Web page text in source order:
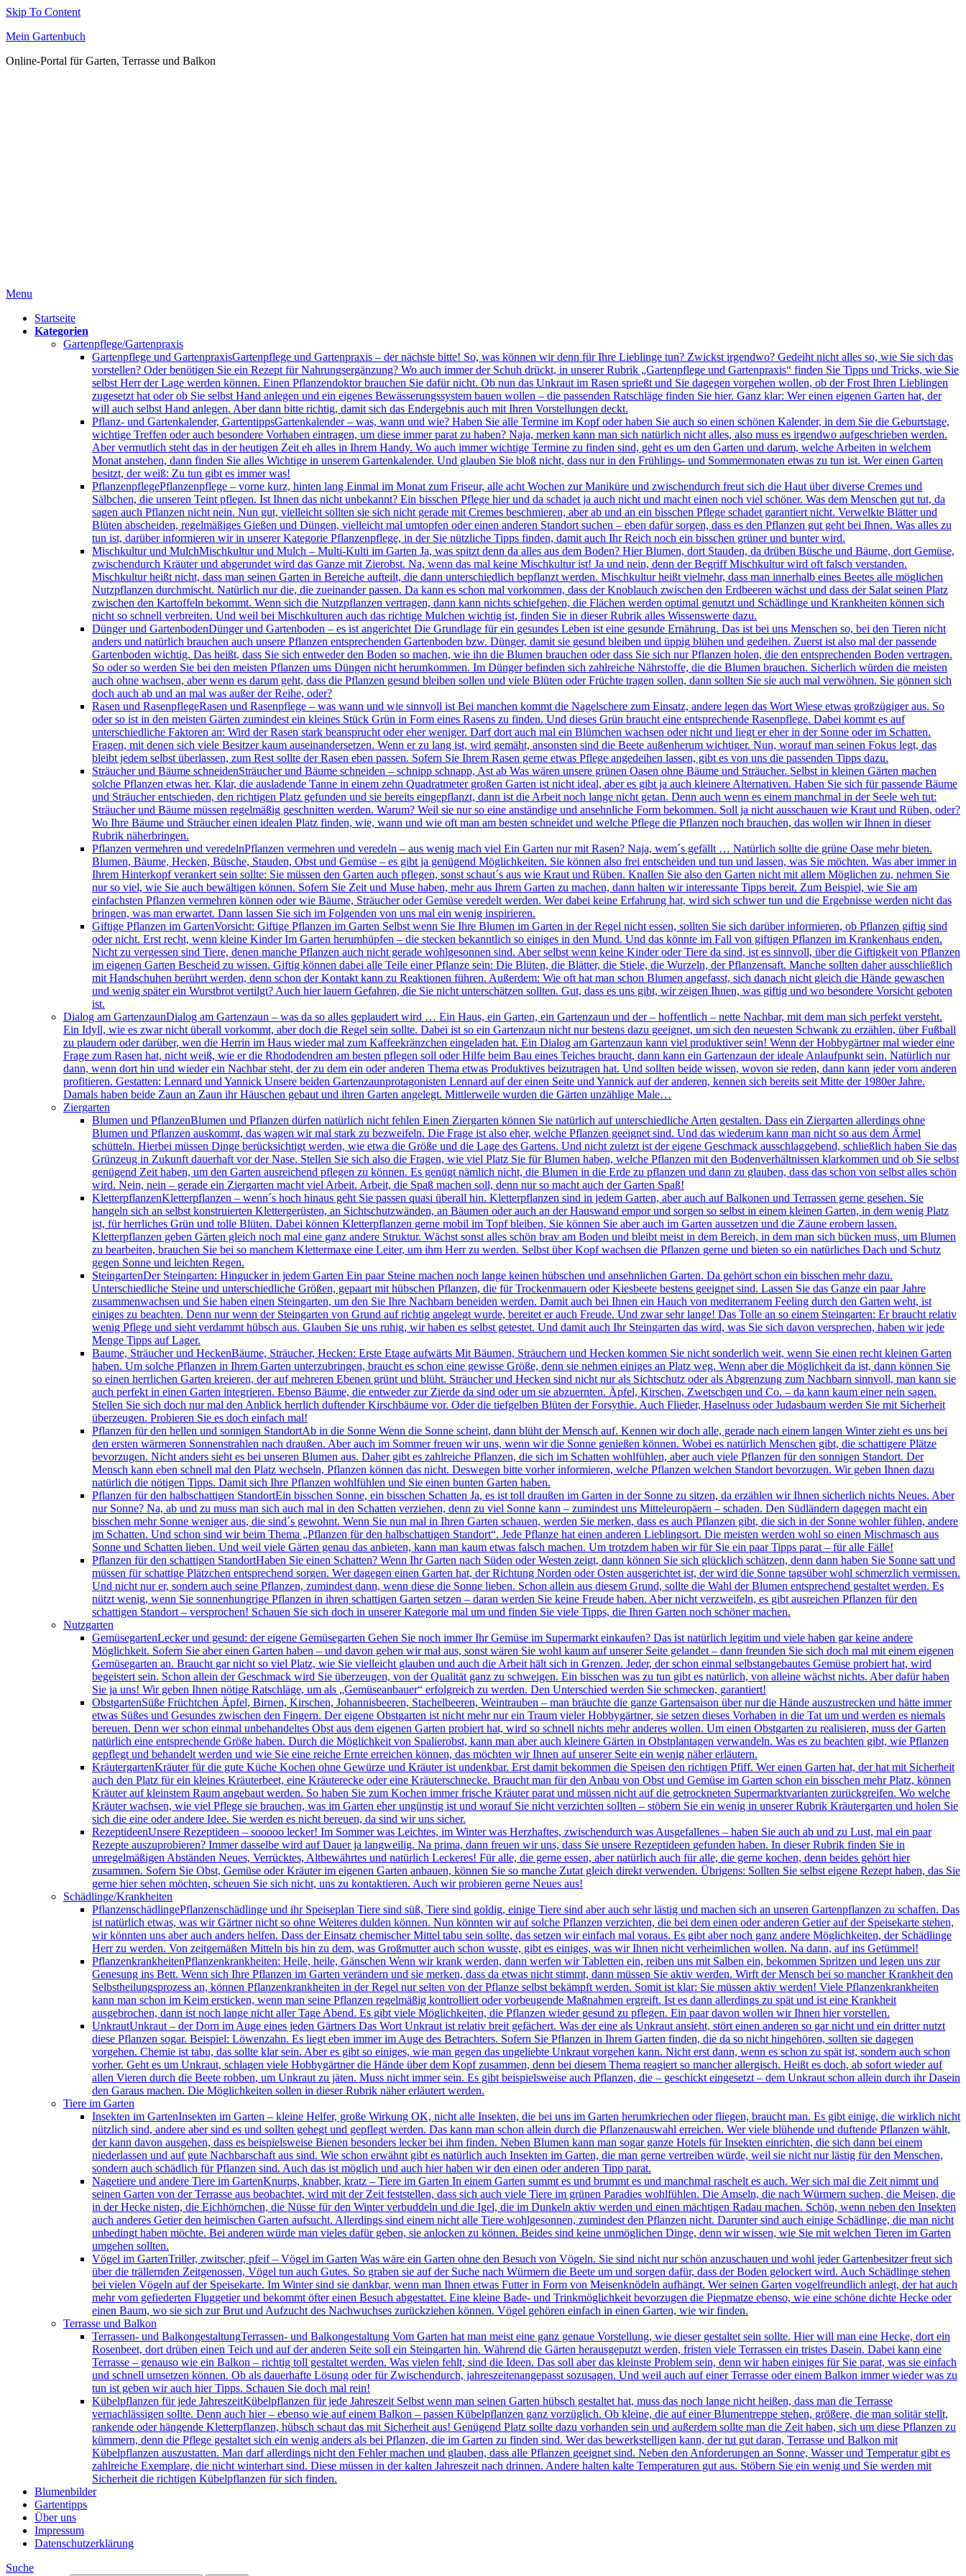
Skip To Content
Mein Gartenbuch
Online-Portal für Garten, Terrasse und Balkon
Menu
Startseite
Kategorien
Gartenpflege/Gartenpraxis
Gartenpflege und GartenpraxisGartenpflege und Gartenpraxis – der nächste bitte! So, was können wir denn für Ihre Lieblinge tun? Zwickst irgendwo? Gedeiht nicht alles so, wie Sie sich das
vorstellen? Oder benötigen Sie ein Rezept für Nahrungsergänzung? Wo auch immer der Schuh drückt, in unserer Rubrik „Gartenpflege und Gartenpraxis“ finden Sie Tipps und Tricks, wie Sie
selbst Herr der Lage werden können. Einen Pflanzendoktor brauchen Sie dafür nicht. Ob nun das Unkraut im Rasen sprießt und Sie dagegen vorgehen wollen, ob der Frost Ihren Lieblingen
zugesetzt hat oder ob Sie selbst Hand anlegen und ein eigenes Bewässerungssystem bauen wollen – die passenden Ratschläge finden Sie hier. Ganz klar: Wer einen eigenen Garten hat, der
will auch selbst Hand anlegen. Aber dann bitte richtig, damit sich das Endergebnis auch mit Ihren Vorstellungen deckt.
Pflanz- und Gartenkalender, GartentippsGartenkalender – was, wann und wie? Haben Sie alle Termine im Kopf oder haben Sie auch so einen schönen Kalender, in dem Sie die Geburtstage,
wichtige Treffen oder auch besondere Vorhaben eintragen, um diese immer parat zu haben? Naja, merken kann man sich natürlich nicht alles, also muss es irgendwo aufgeschrieben werden.
Aber vermutlich steht das in der heutigen Zeit eh alles in Ihrem Handy. Wo auch immer wichtige Termine zu finden sind, geht es um den Garten und darum, welche Arbeiten in welchem
Monat anstehen, dann finden Sie alles Wichtige in unserem Gartenkalender. Und glauben Sie bloß nicht, dass nur in den Frühlings- und Sommermonaten etwas zu tun ist. Wer einen Garten
besitzt, der weiß: Zu tun gibt es immer was!
PflanzenpflegePflanzenpflege – vorne kurz, hinten lang Einmal im Monat zum Friseur, alle acht Wochen zur Maniküre und zwischendurch freut sich die Haut über diverse Cremes und
Sälbchen, die unseren Teint pflegen. Ist Ihnen das nicht unbekannt? Ein bisschen Pflege hier und da schadet ja auch nicht und macht einen noch viel schöner. Was dem Menschen gut tut, da
sagen auch Pflanzen nicht nein. Nun gut, vielleicht sollten sie sich nicht gerade mit Cremes beschmieren, aber ab und an ein bisschen Pflege schadet garantiert nicht. Verwelkte Blätter und
Blüten abscheiden, regelmäßiges Gießen und Düngen, vielleicht mal umtopfen oder einen anderen Standort suchen – eben dafür sorgen, dass es den Pflanzen gut geht bei Ihnen. Was alles zu
tun ist, darüber informieren wir in unserer Kategorie Pflanzenpflege, in der Sie nützliche Tipps finden, damit auch Ihr Reich noch ein bisschen grüner und bunter wird.
Mischkultur und MulchMischkultur und Mulch – Multi-Kulti im Garten Ja, was spitzt denn da alles aus dem Boden? Hier Blumen, dort Stauden, da drüben Büsche und Bäume, dort Gemüse,
zwischendurch Kräuter und abgerundet wird das Ganze mit Zierobst. Na, wenn das mal keine Mischkultur ist! Ja und nein, denn der Begriff Mischkultur wird oft falsch verstanden.
Mischkultur heißt nicht, dass man seinen Garten in Bereiche aufteilt, die dann unterschiedlich bepflanzt werden. Mischkultur heißt vielmehr, dass man innerhalb eines Beetes alle möglichen
Nutzpflanzen durchmischt. Natürlich nur die, die zueinander passen. Da kann es schon mal vorkommen, dass der Knoblauch zwischen den Erdbeeren wächst und dass der Salat seinen Platz
zwischen den Kartoffeln bekommt. Wenn sich die Nutzpflanzen vertragen, dann kann nichts schiefgehen, die Flächen werden optimal genutzt und Schädlinge und Krankheiten können sich
nicht so schnell verbreiten. Und weil bei Mischkulturen auch das richtige Mulchen wichtig ist, finden Sie in dieser Rubrik alles Wissenswerte dazu.
Dünger und GartenbodenDünger und Gartenboden – es ist angerichtet Die Grundlage für ein gesundes Leben ist eine gesunde Ernährung. Das ist bei uns Menschen so, bei den Tieren nicht
anders und natürlich brauchen auch unsere Pflanzen entsprechenden Gartenboden bzw. Dünger, damit sie gesund bleiben und üppig blühen und gedeihen. Zuerst ist also mal der passende
Gartenboden wichtig. Das heißt, dass Sie sich entweder den Boden so machen, wie ihn die Blumen brauchen oder dass Sie sich nur Pflanzen holen, die den entsprechenden Boden vertragen.
So oder so werden Sie bei den meisten Pflanzen ums Düngen nicht herumkommen. Im Dünger befinden sich zahlreiche Nährstoffe, die die Blumen brauchen. Sicherlich würden die meisten
auch ohne wachsen, aber wenn es darum geht, dass die Pflanzen gesund bleiben sollen und viele Blüten oder Früchte tragen sollen, dann sollten Sie sie auch mal verwöhnen. Sie gönnen sich
doch auch ab und an mal was außer der Reihe, oder?
Rasen und RasenpflegeRasen und Rasenpflege – was wann und wie sinnvoll ist Bei manchen kommt die Nagelschere zum Einsatz, andere legen das Wort Wiese etwas großzügiger aus. So
oder so ist in den meisten Gärten zumindest ein kleines Stück Grün in Form eines Rasens zu finden. Und dieses Grün braucht eine entsprechende Rasenpflege. Dabei kommt es auf
unterschiedliche Faktoren an: Wird der Rasen stark beansprucht oder eher weniger. Darf dort auch mal ein Blümchen wachsen oder nicht und liegt er eher in der Sonne oder im Schatten.
Fragen, mit denen sich viele Besitzer kaum auseinandersetzen. Wenn er zu lang ist, wird gemäht, ansonsten sind die Beete außenherum wichtiger. Nun, worauf man seinen Fokus legt, das
bleibt jedem selbst überlassen, zum Rest sollte der Rasen eben passen. Sofern Sie Ihrem Rasen gerne etwas Pflege angedeihen lassen, gibt es von uns die passenden Tipps dazu.
Sträucher und Bäume schneidenSträucher und Bäume schneiden – schnipp schnapp, Ast ab Was wären unsere grünen Oasen ohne Bäume und Sträucher. Selbst in kleinen Gärten machen
solche Pflanzen etwas her. Klar, die ausladende Tanne in einem zehn Quadratmeter großen Garten ist nicht ideal, aber es gibt ja auch kleinere Alternativen. Haben Sie sich für passende Bäume
und Sträucher entschieden, den richtigen Platz gefunden und sie bereits eingepflanzt, dann ist die Arbeit noch lange nicht getan. Denn auch wenn es einem manchmal in der Seele weh tut:
Sträucher und Bäume müssen regelmäßig geschnitten werden. Warum? Weil sie nur so eine anständige und ansehnliche Form bekommen. Soll ja nicht ausschauen wie Kraut und Rüben, oder?
Wo Ihre Bäume und Sträucher einen idealen Platz finden, wie, wann und wie oft man am besten schneidet und welche Pflege die Pflanzen noch brauchen, das wollen wir Ihnen in dieser
Rubrik näherbringen.
Pflanzen vermehren und veredelnPflanzen vermehren und veredeln – aus wenig mach viel Ein Garten nur mit Rasen? Naja, wem´s gefällt … Natürlich sollte die grüne Oase mehr bieten.
Blumen, Bäume, Hecken, Büsche, Stauden, Obst und Gemüse – es gibt ja genügend Möglichkeiten. Sie können also frei entscheiden und tun und lassen, was Sie möchten. Was aber immer in
Ihrem Hinterkopf verankert sein sollte: Sie müssen den Garten auch pflegen, sonst schaut´s aus wie Kraut und Rüben. Knallen Sie also den Garten nicht mit allem Möglichen zu, nehmen Sie
nur so viel, wie Sie auch bewältigen können. Sofern Sie Zeit und Muse haben, mehr aus Ihrem Garten zu machen, dann halten wir interessante Tipps bereit. Zum Beispiel, wie Sie am
einfachsten Pflanzen vermehren können oder wie Bäume, Sträucher oder Gemüse veredelt werden. Wer dabei keine Erfahrung hat, wird sich schwer tun und die Ergebnisse werden nicht das
bringen, was man erwartet. Dann lassen Sie sich im Folgenden von uns mal ein wenig inspirieren.
Giftige Pflanzen im GartenVorsicht: Giftige Pflanzen im Garten Selbst wenn Sie Ihre Blumen im Garten in der Regel nicht essen, sollten Sie sich darüber informieren, ob Pflanzen giftig sind
oder nicht. Erst recht, wenn kleine Kinder Im Garten herumhüpfen – die stecken bekanntlich so einiges in den Mund. Und das könnte im Fall von giftigen Pflanzen im Krankenhaus enden.
Nicht zu vergessen sind Tiere, denen manche Pflanzen auch nicht gerade wohlgesonnen sind. Aber selbst wenn keine Kinder oder Tiere da sind, ist es sinnvoll, über die Giftigkeit von Pflanzen
im eigenen Garten Bescheid zu wissen. Giftig können dabei alle Teile einer Pflanze sein: Die Blüten, die Blätter, die Stiele, die Wurzeln, der Pflanzensaft. Manche sollten daher ausschließlich
mit Handschuhen berührt werden, denn schon der Kontakt kann zu Reaktionen führen. Außerdem: Wie oft hat man schon Blumen angefasst, sich danach nicht gleich die Hände gewaschen
und wenig später ein Wurstbrot vertilgt? Auch hier lauern Gefahren, die Sie nicht unterschätzen sollten. Gut, dass es uns gibt, wir zeigen Ihnen, was giftig und wo besondere Vorsicht geboten
ist.
Dialog am GartenzaunDialog am Gartenzaun – was da so alles geplaudert wird … Ein Haus, ein Garten, ein Gartenzaun und der – hoffentlich – nette Nachbar, mit dem man sich perfekt versteht.
Ein Idyll, wie es zwar nicht überall vorkommt, aber doch die Regel sein sollte. Dabei ist so ein Gartenzaun nicht nur bestens dazu geeignet, um sich den neuesten Schwank zu erzählen, über Fußball
zu plaudern oder darüber, wen die Herrin im Haus wieder mal zum Kaffeekränzchen eingeladen hat. Ein Dialog am Gartenzaun kann viel produktiver sein! Wenn der Hobbygärtner mal wieder eine
Frage zum Rasen hat, nicht weiß, wie er die Rhododendren am besten pflegen soll oder Hilfe beim Bau eines Teiches braucht, dann kann ein Gartenzaun der ideale Anlaufpunkt sein. Natürlich nur
dann, wenn dort hin und wieder ein Nachbar steht, der zu dem ein oder anderen Thema etwas Produktives beizutragen hat. Und sollten beide wissen, wovon sie reden, dann kann jeder vom anderen
profitieren. Gestatten: Lennard und Yannick Unsere beiden Gartenzaunprotagonisten Lennard auf der einen Seite und Yannick auf der anderen, kennen sich bereits seit Mitte der 1980er Jahre.
Damals haben beide Zaun an Zaun ihr Häuschen gebaut und ihren Garten angelegt. Mittlerweile wurden die Gärten unzählige Male…
Ziergarten
Blumen und PflanzenBlumen und Pflanzen dürfen natürlich nicht fehlen Einen Ziergarten können Sie natürlich auf unterschiedliche Arten gestalten. Dass ein Ziergarten allerdings ohne
Blumen und Pflanzen auskommt, das wagen wir mal stark zu bezweifeln. Die Frage ist also eher, welche Pflanzen geeignet sind. Und das wiederum kann man nicht so aus dem Ärmel
schütteln. Hierbei müssen Dinge berücksichtigt werden, wie etwa die Größe und die Lage des Gartens. Und nicht zuletzt ist der eigene Geschmack ausschlaggebend, schließlich haben Sie das
Grünzeug in Zukunft dauerhaft vor der Nase. Stellen Sie sich also die Fragen, wie viel Platz Sie für Blumen haben, welche Pflanzen mit den Bodenverhältnissen klarkommen und ob Sie selbst
genügend Zeit haben, um den Garten ausreichend pflegen zu können. Es genügt nämlich nicht, die Blumen in die Erde zu pflanzen und dann zu glauben, dass das schon von selbst alles schön
wird. Nein, nein – gerade ein Ziergarten macht viel Arbeit. Arbeit, die Spaß machen soll, denn nur so macht auch der Garten Spaß!
KletterpflanzenKletterpflanzen – wenn´s hoch hinaus geht Sie passen quasi überall hin. Kletterpflanzen sind in jedem Garten, aber auch auf Balkonen und Terrassen gerne gesehen. Sie
hangeln sich an selbst konstruierten Klettergerüsten, an Sichtschutzwänden, an Bäumen oder auch an der Hauswand empor und sorgen so selbst in einem kleinen Garten, in dem wenig Platz
ist, für herrliches Grün und tolle Blüten. Dabei können Kletterpflanzen gerne mobil im Topf bleiben, Sie können Sie aber auch im Garten aussetzen und die Zäune erobern lassen.
Kletterpflanzen geben Gärten gleich noch mal eine ganz andere Struktur. Wächst sonst alles schön brav am Boden und bleibt meist in dem Bereich, in dem man sich bücken muss, um Blumen
zu bearbeiten, brauchen Sie bei so manchem Klettermaxe eine Leiter, um ihm Herr zu werden. Selbst über Kopf wachsen die Pflanzen gerne und bieten so ein natürliches Dach und Schutz
gegen Sonne und leichten Regen.
SteingartenDer Steingarten: Hingucker in jedem Garten Ein paar Steine machen noch lange keinen hübschen und ansehnlichen Garten. Da gehört schon ein bisschen mehr dazu.
Unterschiedliche Steine und unterschiedliche Größen, gepaart mit hübschen Pflanzen, die für Trockenmauern oder Kiesbeete bestens geeignet sind. Lassen Sie das Ganze ein paar Jahre
zusammenwachsen und Sie haben einen Steingarten, um den Sie Ihre Nachbarn beneiden werden. Damit auch bei Ihnen ein Hauch von mediterranem Feeling durch den Garten weht, ist
einiges zu beachten. Denn nur wenn der Steingarten von Grund auf richtig angelegt wurde, bereitet er auch Freude. Und zwar sehr lange! Das Tolle an so einem Steingarten: Er braucht relativ
wenig Pflege und sieht verdammt hübsch aus. Glauben Sie uns ruhig, wir haben es selbst getestet. Und damit auch Ihr Steingarten das wird, was Sie sich davon versprechen, haben wir jede
Menge Tipps auf Lager.
Baume, Sträucher und HeckenBäume, Sträucher, Hecken: Erste Etage aufwärts Mit Bäumen, Sträuchern und Hecken kommen Sie nicht sonderlich weit, wenn Sie einen recht kleinen Garten
haben. Um solche Pflanzen in Ihrem Garten unterzubringen, braucht es schon eine gewisse Größe, denn sie nehmen einiges an Platz weg. Wenn aber die Möglichkeit da ist, dann können Sie
so einen herrlichen Garten kreieren, der auf mehreren Ebenen grünt und blüht. Sträucher und Hecken sind nicht nur als Sichtschutz oder als Abgrenzung zum Nachbarn sinnvoll, man kann sie
auch perfekt in einen Garten integrieren. Ebenso Bäume, die entweder zur Zierde da sind oder um sie abzuernten. Äpfel, Kirschen, Zwetschgen und Co. – da kann kaum einer nein sagen.
Stellen Sie sich doch nur mal den Anblick herrlich duftender Kirschbäume vor. Oder die tiefgelben Blüten der Forsythie. Auch Flieder, Haselnuss oder Judasbaum werden Sie mit Sicherheit
überzeugen. Probieren Sie es doch einfach mal!
Pflanzen für den hellen und sonnigen StandortAb in die Sonne Wenn die Sonne scheint, dann blüht der Mensch auf. Kennen wir doch alle, gerade nach einem langen Winter zieht es uns bei
den ersten wärmeren Sonnenstrahlen nach draußen. Aber auch im Sommer freuen wir uns, wenn wir die Sonne genießen können. Wobei es natürlich Menschen gibt, die schattigere Plätze
bevorzugen. Nicht anders sieht es bei unseren Blumen aus. Daher gibt es zahlreiche Pflanzen, die sich im Schatten wohlfühlen, aber auch viele Pflanzen für den sonnigen Standort. Der
Mensch kann eben schnell mal den Platz wechseln, Pflanzen können das nicht. Deswegen bitte vorher informieren, welche Pflanzen welchen Standort bevorzugen. Wir geben Ihnen dazu
natürlich die nötigen Tipps. Damit sich Ihre Pflanzen wohlfühlen und Sie einen bunten Garten haben.
Pflanzen für den halbschattigen StandortEin bisschen Sonne, ein bisschen Schatten Ja, es ist toll draußen im Garten in der Sonne zu sitzen, da erzählen wir Ihnen sicherlich nichts Neues. Aber
nur Sonne? Na, ab und zu muss man sich auch mal in den Schatten verziehen, denn zu viel Sonne kann – zumindest uns Mitteleuropäern – schaden. Den Südländern dagegen macht ein
bisschen mehr Sonne weniger aus, die sind´s gewohnt. Wenn Sie nun mal in Ihren Garten schauen, werden Sie merken, dass es auch Pflanzen gibt, die sich in der Sonne wohler fühlen, andere
im Schatten. Und schon sind wir beim Thema „Pflanzen für den halbschattigen Standort“. Jede Pflanze hat einen anderen Lieblingsort. Die meisten werden wohl so einen Mischmasch aus
Sonne und Schatten lieben. Und weil viele Gärten genau das anbieten, kann man kaum etwas falsch machen. Um trotzdem haben wir für Sie ein paar Tipps parat – für alle Fälle!
Pflanzen für den schattigen StandortHaben Sie einen Schatten? Wenn Ihr Garten nach Süden oder Westen zeigt, dann können Sie sich glücklich schätzen, denn dann haben Sie Sonne satt und
müssen für schattige Plätzchen entsprechend sorgen. Wer dagegen einen Garten hat, der Richtung Norden oder Osten ausgerichtet ist, der wird die Sonne tagsüber wohl schmerzlich vermissen.
Und nicht nur er, sondern auch seine Pflanzen, zumindest dann, wenn diese die Sonne lieben. Schon allein aus diesem Grund, sollte die Wahl der Blumen entsprechend gestaltet werden. Es
nützt wenig, wenn Sie sonnenhungrige Pflanzen in ihren schattigen Garten setzen – daran werden Sie keine Freude haben. Aber nicht verzweifeln, es gibt ausreichen Pflanzen für den
schattigen Standort – versprochen! Schauen Sie sich doch in unserer Kategorie mal um und finden Sie viele Tipps, die Ihren Garten noch schöner machen.
Nutzgarten
GemüsegartenLecker und gesund: der eigene Gemüsegarten Gehen Sie noch immer Ihr Gemüse im Supermarkt einkaufen? Das ist natürlich legitim und viele haben gar keine andere
Möglichkeit. Sofern Sie aber einen Garten haben – und davon gehen wir mal aus, sonst wären Sie wohl kaum auf unserer Seite gelandet – dann freunden Sie sich doch mal mit einem eigenen
Gemüsegarten an. Braucht gar nicht so viel Platz, wie Sie vielleicht glauben und auch die Arbeit hält sich in Grenzen. Jeder, der schon einmal selbstangebautes Gemüse probiert hat, wird
begeistert sein. Schon allein der Geschmack wird Sie überzeugen, von der Qualität ganz zu schweigen. Ein bisschen was zu tun gibt es natürlich, von alleine wächst nichts. Aber dafür haben
Sie ja uns! Wir geben Ihnen nötige Ratschläge, um als „Gemüseanbauer“ erfolgreich zu werden. Den Unterschied werden Sie schmecken, garantiert!
ObstgartenSüße Früchtchen Äpfel, Birnen, Kirschen, Johannisbeeren, Stachelbeeren, Weintrauben – man bräuchte die ganze Gartensaison über nur die Hände auszustrecken und hätte immer
etwas Süßes und Gesundes zwischen den Fingern. Der eigene Obstgarten ist nicht mehr nur ein Traum vieler Hobbygärtner, sie setzen dieses Vorhaben in die Tat um und werden es niemals
bereuen. Denn wer schon einmal unbehandeltes Obst aus dem eigenen Garten probiert hat, wird so schnell nichts mehr anderes wollen. Um einen Obstgarten zu realisieren, muss der Garten
natürlich eine entsprechende Größe haben. Durch die Möglichkeit von Spalierobst, kann man aber auch kleinere Gärten in Obstplantagen verwandeln. Was es zu beachten gibt, wie Pflanzen
gepflegt und behandelt werden und wie Sie eine reiche Ernte erreichen können, das möchten wir Ihnen auf unserer Seite ein wenig näher erläutern.
KräutergartenKräuter für die gute Küche Kochen ohne Gewürze und Kräuter ist undenkbar. Erst damit bekommen die Speisen den richtigen Pfiff. Wer einen Garten hat, der hat mit Sicherheit
auch den Platz für ein kleines Kräuterbeet, eine Kräuterecke oder eine Kräuterschnecke. Braucht man für den Anbau von Obst und Gemüse im Garten schon ein bisschen mehr Platz, können
Kräuter auf kleinstem Raum angebaut werden. So haben Sie zum Kochen immer frische Kräuter parat und müssen nicht auf die getrockneten Supermarktvarianten zurückgreifen. Wo welche
Kräuter wachsen, wie viel Pflege sie brauchen, was im Garten eher ungünstig ist und worauf Sie nicht verzichten sollten – stöbern Sie ein wenig in unserer Rubrik Kräutergarten und holen Sie
sich die eine oder andere Idee. Sie werden es nicht bereuen, da sind wir uns sicher.
RezeptideenUnsere Rezeptideen – sooooo lecker! Im Sommer was Leichtes, im Winter was Herzhaftes, zwischendurch was Ausgefallenes – haben Sie auch ab und zu Lust, mal ein paar
Rezepte auszuprobieren? Immer dasselbe wird auf Dauer ja langweilig. Na prima, dann freuen wir uns, dass Sie unsere Rezeptideen gefunden haben. In dieser Rubrik finden Sie in
unregelmäßigen Abständen Neues, Verrücktes, Altbewährtes und natürlich Leckeres! Für alle, die gerne essen, aber natürlich auch für alle, die gerne kochen, denn beides gehört hier
zusammen. Sofern Sie Obst, Gemüse oder Kräuter im eigenen Garten anbauen, können Sie so manche Zutat gleich direkt verwenden. Übrigens: Sollten Sie selbst eigene Rezept haben, das Sie
gerne hier sehen möchten, scheuen Sie sich nicht, uns zu kontaktieren. Auch wir probieren gerne Neues aus!
Schädlinge/Krankheiten
PflanzenschädlingePflanzenschädlinge und ihr Speiseplan Tiere sind süß, Tiere sind goldig, einige Tiere sind aber auch sehr lästig und machen sich an unseren Gartenpflanzen zu schaffen. Das
ist natürlich etwas, was wir Gärtner nicht so ohne Weiteres dulden können. Nun könnten wir auf solche Pflanzen verzichten, die bei dem einen oder anderen Getier auf der Speisekarte stehen,
wir könnten uns aber auch anders helfen. Dass der Einsatz chemischer Mittel tabu sein sollte, das setzen wir einfach mal voraus. Es gibt aber noch ganz andere Möglichkeiten, der Schädlinge
Herr zu werden. Von zeitgemäßen Mitteln bis hin zu dem, was Großmutter auch schon wusste, gibt es einiges, was wir Ihnen nicht verheimlichen wollen. Na dann, auf ins Getümmel!
PflanzenkrankheitenPflanzenkrankheiten: Heile, heile, Gänschen Wenn wir krank werden, dann werfen wir Tabletten ein, reiben uns mit Salben ein, bekommen Spritzen und legen uns zur
Genesung ins Bett. Wenn sich Ihre Pflanzen im Garten verändern und sie merken, dass da etwas nicht stimmt, dann müssen Sie aktiv werden. Wirft der Mensch bei so mancher Krankheit den
Selbstheilungsprozess an, können Pflanzenkrankheiten in der Regel nur selten von der Pflanze selbst bekämpft werden. Somit ist klar: Sie müssen aktiv werden! Viele Pflanzenkrankheiten
kann man schon im Keim ersticken, wenn man seine Pflanzen regelmäßig kontrolliert oder vorbeugende Maßnahmen ergreift. Ist es dann allerdings zu spät und ist eine Krankheit
ausgebrochen, dann ist noch lange nicht aller Tage Abend. Es gibt viele Möglichkeiten, die Pflanzen wieder gesund zu pflegen. Ein paar davon wollen wir Ihnen hier vorstellen.
UnkrautUnkraut – der Dorn im Auge eines jeden Gärtners Das Wort Unkraut ist relativ breit gefächert. Was der eine als Unkraut ansieht, stört einen anderen so gar nicht und ein dritter nutzt
diese Pflanzen sogar. Beispiel: Löwenzahn. Es liegt eben immer im Auge des Betrachters. Sofern Sie Pflanzen in Ihrem Garten finden, die da so nicht hingehören, sollten sie dagegen
vorgehen. Chemie ist tabu, das sollte klar sein. Aber es gibt so einiges, wie man gegen das ungeliebte Unkraut vorgehen kann. Nicht erst dann, wenn es schon zu spät ist, sondern auch schon
vorher. Geht es um Unkraut, schlagen viele Hobbygärtner die Hände über dem Kopf zusammen, denn bei diesem Thema reagiert so mancher allergisch. Heißt es doch, ab sofort wieder auf
allen Vieren durch die Beete robben, um Unkraut zu jäten. Muss nicht immer sein. Es gibt beispielsweise auch Pflanzen, die – geschickt eingesetzt – dem Unkraut schon allein durch ihr Dasein
den Garaus machen. Die Möglichkeiten sollen in dieser Rubrik näher erläutert werden.
Tiere im Garten
Insekten im GartenInsekten im Garten – kleine Helfer, große Wirkung OK, nicht alle Insekten, die bei uns im Garten herumkriechen oder fliegen, braucht man. Es gibt einige, die wirklich nicht
nützlich sind, andere aber sind es und sollten gehegt und gepflegt werden. Das kann man schon allein durch die Pflanzenauswahl erreichen. Wer viele blühende und duftende Pflanzen wählt,
der kann davon ausgehen, dass es beispielsweise Bienen besonders lecker bei ihm finden. Neben Blumen kann man sogar ganze Hotels für Insekten einrichten, die sich dann bei einem
niederlassen und auf gute Nachbarschaft aus sind. Wie schon erwähnt gibt es natürlich auch Insekten im Garten, die man gerne vertreiben würde, weil sie nicht nur lästig für den Menschen,
sondern auch schädlich für Pflanzen sind. Auch das ist möglich und auch hier haben wir den einen oder anderen Tipp parat.
Nagetiere und andere Tiere im GartenKnurps, knabber, kratz – Tiere im Garten In einem Garten summt es und brummt es und manchmal raschelt es auch. Wer sich mal die Zeit nimmt und
seinen Garten von der Terrasse aus beobachtet, wird mit der Zeit feststellen, dass sich auch viele Tiere im grünen Paradies wohlfühlen. Die Amseln, die nach Würmern suchen, die Meisen, die
in der Hecke nisten, die Eichhörnchen, die Nüsse für den Winter verbuddeln und die Igel, die im Dunkeln aktiv werden und einen mächtigen Radau machen. Schön, wenn neben den Insekten
auch anderes Getier den heimischen Garten aufsucht. Allerdings sind einem nicht alle Tiere wohlgesonnen, zumindest den Pflanzen nicht. Darunter sind auch einige Schädlinge, die man nicht
unbedingt haben möchte. Bei anderen würde man vieles dafür geben, sie anlocken zu können. Beides sind keine unmöglichen Dinge, denn wir wissen, wie Sie mit welchen Tieren im Garten
umgehen sollten.
Vögel im GartenTriller, zwitscher, pfeif – Vögel im Garten Was wäre ein Garten ohne den Besuch von Vögeln. Sie sind nicht nur schön anzuschauen und wohl jeder Gartenbesitzer freut sich
über die trällernden Zeitgenossen, Vögel tun auch Gutes. So graben sie auf der Suche nach Würmern die Beete um und sorgen dafür, dass der Boden gelockert wird. Auch Schädlinge stehen
bei vielen Vögeln auf der Speisekarte. Im Winter sind sie dankbar, wenn man Ihnen etwas Futter in Form von Meisenknödeln aufhängt. Wer seinen Garten vogelfreundlich anlegt, der hat auch
mehr vom gefiederten Fluggetier und bekommt öfter einen Besuch abgestattet. Eine kleine Bade- und Trinkmöglichkeit bevorzugen die Piepmatze ebenso, wie eine schöne dichte Hecke oder
einen Baum, wo sie sich zur Brut und Aufzucht des Nachwuchses zurückziehen können. Vögel gehören einfach in einen Garten, wie wir finden.
Terrasse und Balkon
Terrassen- und BalkongestaltungTerrassen- und Balkongestaltung Vom Garten hat man meist eine ganz genaue Vorstellung, wie dieser gestaltet sein sollte. Hier will man eine Hecke, dort ein
Rosenbeet, dort drüben einen Teich und auf der anderen Seite soll ein Steingarten hin. Während die Gärten herausgeputzt werden, fristen viele Terrassen ein tristes Dasein. Dabei kann eine
Terrasse – genauso wie ein Balkon – richtig toll gestaltet werden. Was vielen fehlt, sind die Ideen. Das soll aber das kleinste Problem sein, denn wir haben einiges für Sie parat, was sie einfach
und schnell umsetzen können. Ob als dauerhafte Lösung oder für Zwischendurch, jahreszeitenangepasst sozusagen. Und weil auch auf einer Terrasse oder einem Balkon immer wieder was zu
tun ist geben wir auch hier Tipps. Schauen Sie doch mal rein!
Kübelpflanzen für jede JahreszeitKübelpflanzen für jede Jahreszeit Selbst wenn man seinen Garten hübsch gestaltet hat, muss das noch lange nicht heißen, dass man die Terrasse
vernachlässigen sollte. Denn auch hier – ebenso wie auf einem Balkon – passen Kübelpflanzen ganz vorzüglich. Ob kleine, die auf einer Blumentreppe stehen, größere, die man solitär stellt,
rankende oder hängende Kletterpflanzen, hübsch schaut das mit Sicherheit aus! Genügend Platz sollte dazu vorhanden sein und außerdem sollte man die Zeit haben, sich um diese Pflanzen zu
kümmern, denn die Pflege gestaltet sich ein wenig anders als bei Pflanzen, die im Garten zu finden sind. Wer das bewerkstelligen kann, der tut gut daran, Terrasse und Balkon mit
Kübelpflanzen auszustatten. Man darf allerdings nicht den Fehler machen und glauben, dass alle Pflanzen geeignet sind. Neben den Anforderungen an Sonne, Wasser und Temperatur gibt es
zahlreiche Exemplare, die nicht winterhart sind. Diese müssen in der kalten Jahreszeit nach drinnen. Andere halten kalte Temperaturen gut aus. Stöbern Sie ein wenig und Sie werden mit
Sicherheit die richtigen Kübelpflanzen für sich finden.
Blumenbilder
Gartentipps
Über uns
Impressum
Datenschutzerklärung
Suche